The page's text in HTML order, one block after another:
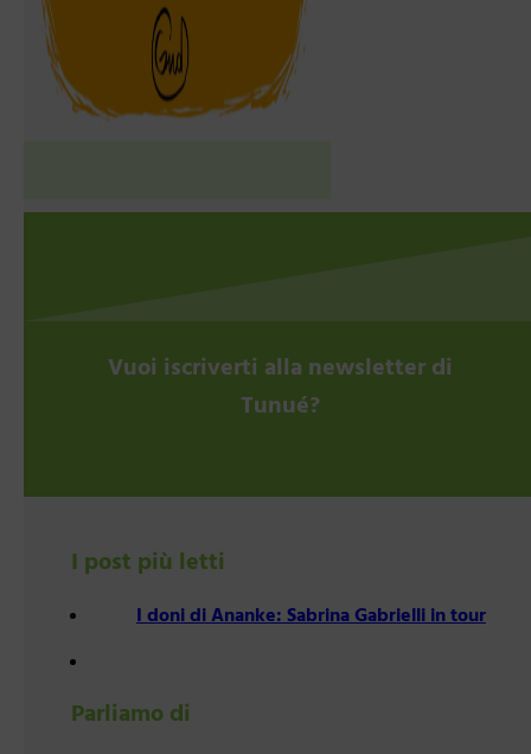
Vuoi iscriverti alla newsletter di
Tunué?
I post più letti
I doni di Ananke: Sabrina Gabrielli in tour
Parliamo di